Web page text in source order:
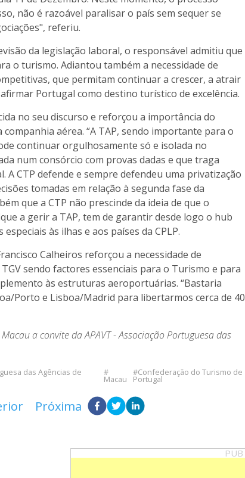
não é razoável paralisar o país sem sequer se
referiu.
da legislação laboral, o responsável admitiu que
o turismo. Adiantou também a necessidade de
que permitam continuar a crescer, a atrair
Portugal como destino turístico de excelência.
no seu discurso e reforçou a importância do
aérea. “A TAP, sendo importante para o
continuar orgulhosamente só e isolada no
num consórcio com provas dadas e que traga
A CTP defende e sempre defendeu uma privatização
tomadas em relação à segunda fase da
que a CTP não prescinde da ideia de que o
a gerir a TAP, tem de garantir desde logo o hub
às ilhas e aos países da CPLP.
Calheiros reforçou a necessidade de
sendo factores essenciais para o Turismo e para
às estruturas aeroportuárias. “Bastaria
Porto e Lisboa/Madrid para libertarmos cerca de 40
a convite da APAVT - Associação Portuguesa das
das Agências de
Macau
Confederação do Turismo de
Portugal
Próxima
PUB